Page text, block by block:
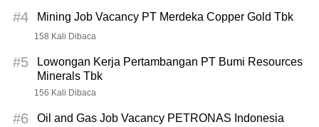
#4 Mining Job Vacancy PT Merdeka Copper Gold Tbk
158 Kali Dibaca
#5
Lowongan Kerja Pertambangan PT Bumi Resources
Minerals Tbk
156 Kali Dibaca
#6 Oil and Gas Job Vacancy PETRONAS Indonesia